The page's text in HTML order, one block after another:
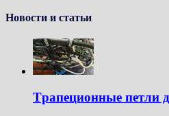
Новости и статьи
Tрапеционные петли